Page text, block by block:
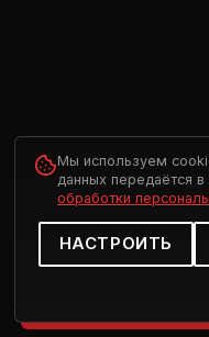
Мы используем
данных передаётся
обработки
НАСТРОИТЬ